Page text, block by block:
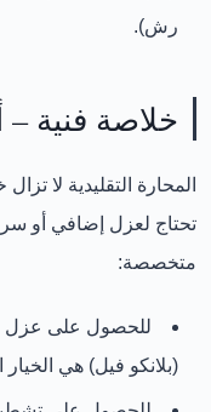
رش).
خلاصة فنية –
المحارة التقليدية لا تزال
تحتاج لعزل إضافي أو
متخصصة:
للحصول على عزل
(بلانكو فيل) هي الخيار